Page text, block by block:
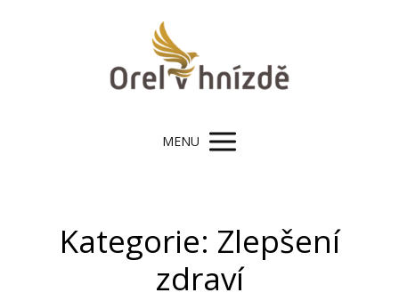
MENU
Kategorie: Zlepšení
zdraví